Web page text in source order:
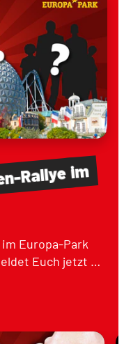
Rallyeim
Europa-Park
Euch jetzt …